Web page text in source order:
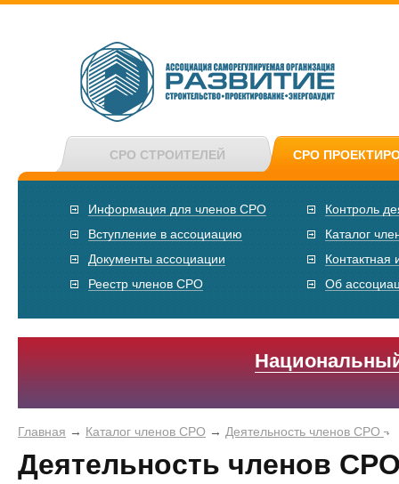
СРО СТРОИТЕЛЕЙ СРО
Информация для членов СРО
Вступление в ассоциацию
Документы ассоциации
Реестр членов СРО
Контроль
Каталог
Об
Главная → Каталог членов СРО → Деятельность членов СРО
Деятельность членов